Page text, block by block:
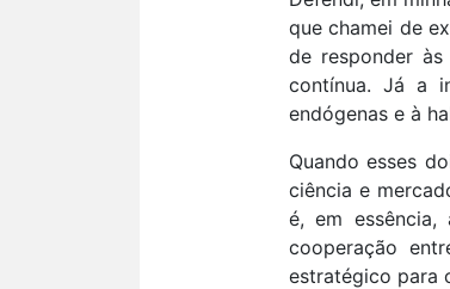
que chamei de
de responder
contínua. Já a
endógenas e à
Quando esses
ciência e
é, em
cooperação
estratégico para